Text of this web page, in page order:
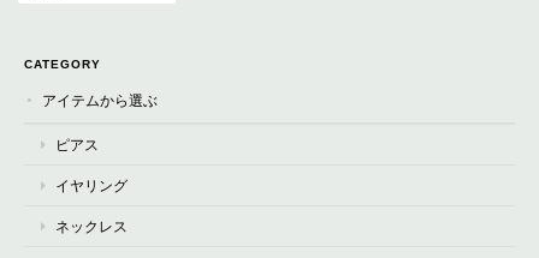
CATEGORY
アイテムから選ぶ
ピアス
イヤリング
ネックレス